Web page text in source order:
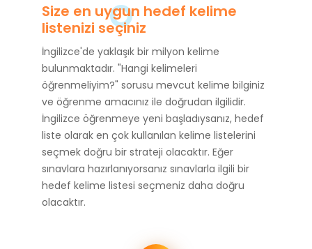
Size en uygun hedef kelime
listenizi seçiniz
İngilizce'de yaklaşık bir milyon kelime
bulunmaktadır. "Hangi kelimeleri
öğrenmeliyim?" sorusu mevcut kelime bilginiz
ve öğrenme amacınız ile doğrudan ilgilidir.
İngilizce öğrenmeye yeni başladıysanız, hedef
liste olarak en çok kullanılan kelime listelerini
seçmek doğru bir strateji olacaktır. Eğer
sınavlara hazırlanıyorsanız sınavlarla ilgili bir
hedef kelime listesi seçmeniz daha doğru
olacaktır.